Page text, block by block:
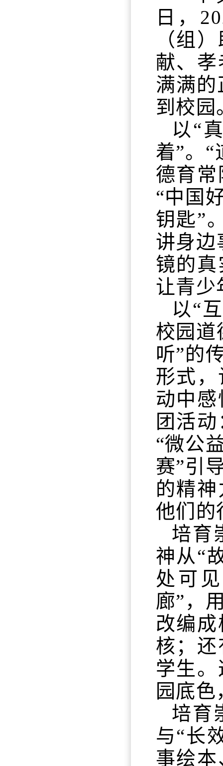
日，
（组
献、
满满
到校园
以“
着”。
德育
“中国
钥匙”
讲身边
镜的
让青少
以“
校园道
听”的
形式
动中
团活
“微公
赛”引
的精
他们的
培育
神从“
处可
廊”，
改编
核；
学生
园底
培育
与“长
事绘